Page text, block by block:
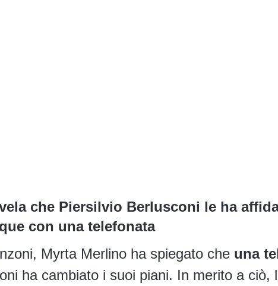
che Piersilvio Berlusconi le ha
con una telefonata
Myrta Merlino ha spiegato che una
ha cambiato i suoi piani. In merito a ciò,